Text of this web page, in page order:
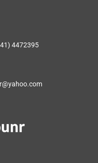
4472395